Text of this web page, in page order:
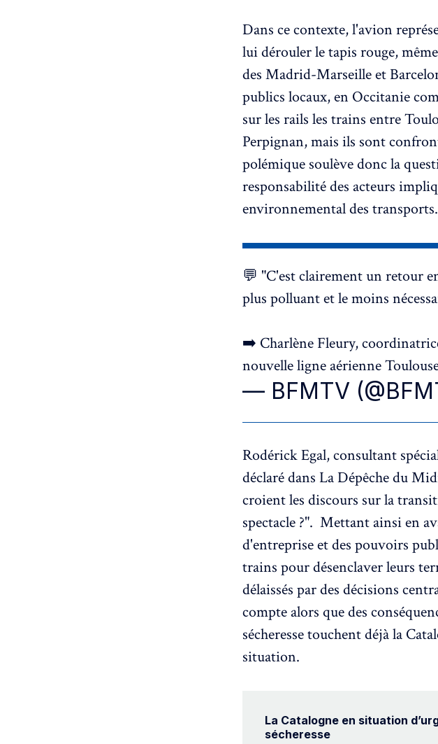
Dans ce contexte, l'avion
lui dérouler le tapis rouge,
des Madrid-Marseille et
publics locaux, en Occitanie
sur les rails les trains entre
Perpignan, mais ils sont
polémique soulève donc la
responsabilité des acteurs
environnemental des transports.
💬 "C'est clairement un retour
plus polluant et le moins
➡️ Charlène Fleury,
nouvelle ligne aérienne
— BFMTV
Rodérick Egal, consultant
déclaré dans La Dépêche du
croient les discours sur la
spectacle ?". Mettant ainsi en
d'entreprise et des pouvoirs
trains pour désenclaver leurs
délaissés par des décisions
compte alors que des
sécheresse touchent déjà la
situation.
La Catalogne en situation
sécheresse